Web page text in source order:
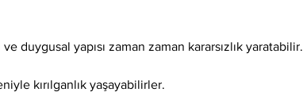
duygusal yapısı zaman zaman kararsızlık yaratabilir.
kırılganlık yaşayabilirler.